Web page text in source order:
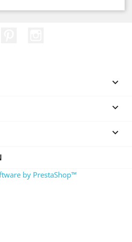



by PrestaShop™